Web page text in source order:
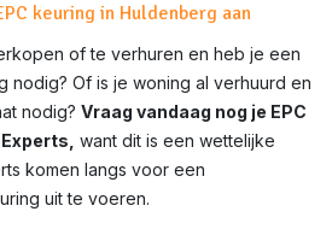
keuring in Huldenberg aan
of te verhuren en heb je een
nodig? Of is je woning al verhuurd en
nodig? Vraag vandaag nog je EPC
want dit is een wettelijke
komen langs voor een
uit te voeren.